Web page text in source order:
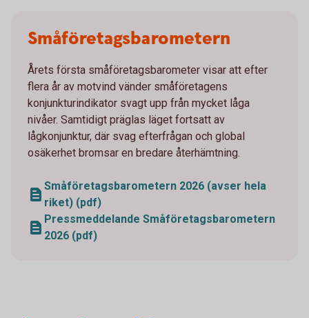
Småföretagsbarometern
Årets första småföretagsbarometer visar att efter
flera år av motvind vänder småföretagens
konjunkturindikator svagt upp från mycket låga
nivåer. Samtidigt präglas läget fortsatt av
lågkonjunktur, där svag efterfrågan och global
osäkerhet bromsar en bredare återhämtning.
Småföretagsbarometern 2026 (avser hela
riket) (pdf)
Pressmeddelande Småföretagsbarometern
2026 (pdf)